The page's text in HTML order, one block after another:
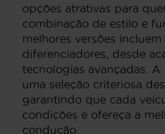
opções atrativas para
combinação de estilo e
melhores versões incluem
diferenciadores, desde
tecnologias avançadas.
uma seleção criteriosa
garantindo que cada
condições e ofereça a
condução.